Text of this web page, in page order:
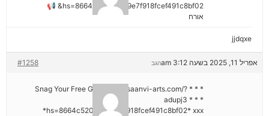
hs=8664c520642b9e7f918fcef491c8bf02& 📢
אורח
jjdqxe
אפריל 11, 2025 בשעה 3:12 am #1258 הגב
* * * Snag Your Free Gift: https://saanvi-arts.com/?
adupj3 * * *
hs=8664c520642b9e7f918fcef491c8bf02* ххх*